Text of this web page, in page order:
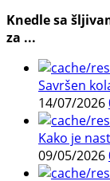
Knedle sa
za ...
Savršen
14/07/2026
Kako je
09/05/2026